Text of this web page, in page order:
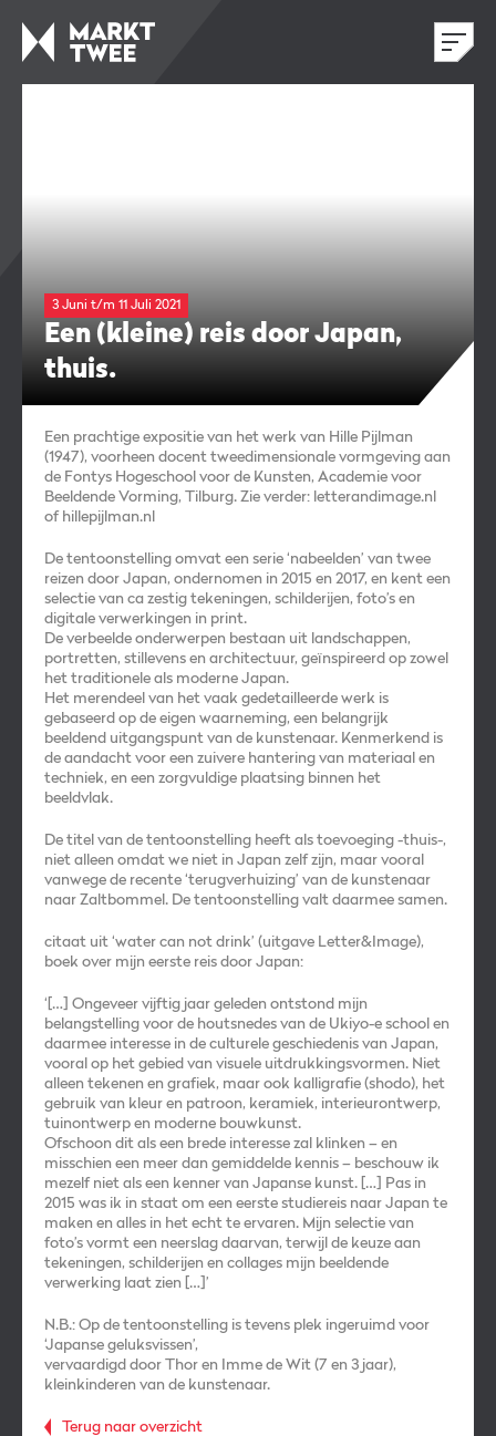
3 Juni t/m 11 Juli 2021
Een (kleine) reis door Japan,
thuis.
Een prachtige expositie van het werk van Hille Pijlman
(1947), voorheen docent tweedimensionale vormgeving aan
de Fontys Hogeschool voor de Kunsten, Academie voor
Beeldende Vorming, Tilburg. Zie verder: letterandimage.nl
of hillepijlman.nl
De tentoonstelling omvat een serie ‘nabeelden’ van twee
reizen door Japan, ondernomen in 2015 en 2017, en kent een
selectie van ca zestig tekeningen, schilderijen, foto’s en
digitale verwerkingen in print.
De verbeelde onderwerpen bestaan uit landschappen,
portretten, stillevens en architectuur, geïnspireerd op zowel
het traditionele als moderne Japan.
Het merendeel van het vaak gedetailleerde werk is
gebaseerd op de eigen waarneming, een belangrijk
beeldend uitgangspunt van de kunstenaar. Kenmerkend is
de aandacht voor een zuivere hantering van materiaal en
techniek, en een zorgvuldige plaatsing binnen het
beeldvlak.
De titel van de tentoonstelling heeft als toevoeging -thuis-,
niet alleen omdat we niet in Japan zelf zijn, maar vooral
vanwege de recente ‘terugverhuizing’ van de kunstenaar
naar Zaltbommel. De tentoonstelling valt daarmee samen.
citaat uit ‘water can not drink’ (uitgave Letter&Image),
boek over mijn eerste reis door Japan:
‘[…] Ongeveer vijftig jaar geleden ontstond mijn
belangstelling voor de houtsnedes van de Ukiyo-e school en
daarmee interesse in de culturele geschiedenis van Japan,
vooral op het gebied van visuele uitdrukkingsvormen. Niet
alleen tekenen en grafiek, maar ook kalligrafie (shodo), het
gebruik van kleur en patroon, keramiek, interieurontwerp,
tuinontwerp en moderne bouwkunst.
Ofschoon dit als een brede interesse zal klinken – en
misschien een meer dan gemiddelde kennis – beschouw ik
mezelf niet als een kenner van Japanse kunst. […] Pas in
2015 was ik in staat om een eerste studiereis naar Japan te
maken en alles in het echt te ervaren. Mijn selectie van
foto’s vormt een neerslag daarvan, terwijl de keuze aan
tekeningen, schilderijen en collages mijn beeldende
verwerking laat zien […]’
N.B.: Op de tentoonstelling is tevens plek ingeruimd voor
‘Japanse geluksvissen’,
vervaardigd door Thor en Imme de Wit (7 en 3 jaar),
kleinkinderen van de kunstenaar.
Terug naar overzicht